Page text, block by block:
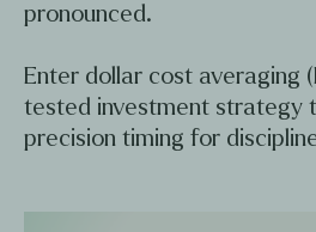
pronounced.
Enter dollar cost averaging
tested investment strategy
precision timing for